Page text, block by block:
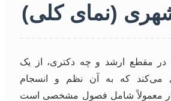
(نمای کلی)
در مقطع ارشد و چه دکتری، از یک
می‌کند که به آن نظم و انسجام
معمولاً شامل فصول مشخصی است